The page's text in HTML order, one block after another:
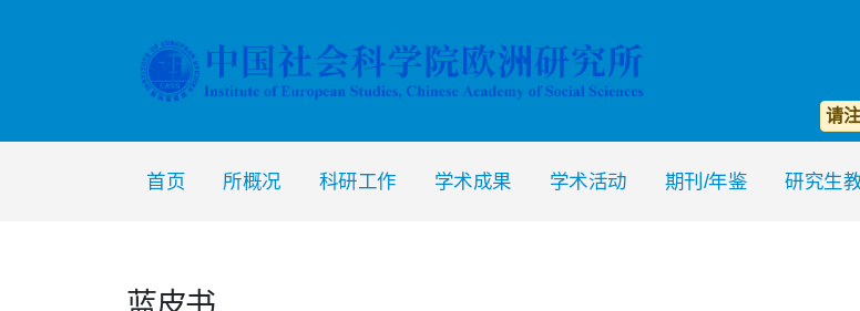
请
首页 所概况 科研工作 学术成果 学术活动 期刊/年鉴 研究生